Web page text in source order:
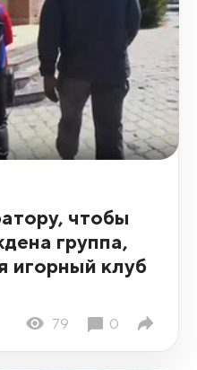
чтобы
группа,
игорный клуб
79 0